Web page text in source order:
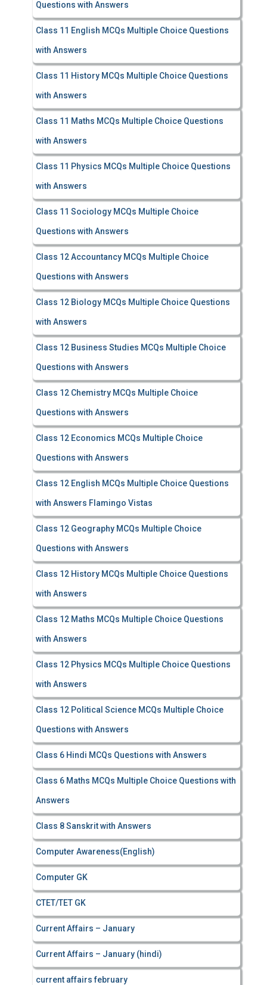
Questions with Answers
Class 11 English MCQs Multiple Choice Questions
with Answers
Class 11 History MCQs Multiple Choice Questions
with Answers
Class 11 Maths MCQs Multiple Choice Questions
with Answers
Class 11 Physics MCQs Multiple Choice Questions
with Answers
Class 11 Sociology MCQs Multiple Choice
Questions with Answers
Class 12 Accountancy MCQs Multiple Choice
Questions with Answers
Class 12 Biology MCQs Multiple Choice Questions
with Answers
Class 12 Business Studies MCQs Multiple Choice
Questions with Answers
Class 12 Chemistry MCQs Multiple Choice
Questions with Answers
Class 12 Economics MCQs Multiple Choice
Questions with Answers
Class 12 English MCQs Multiple Choice Questions
with Answers Flamingo Vistas
Class 12 Geography MCQs Multiple Choice
Questions with Answers
Class 12 History MCQs Multiple Choice Questions
with Answers
Class 12 Maths MCQs Multiple Choice Questions
with Answers
Class 12 Physics MCQs Multiple Choice Questions
with Answers
Class 12 Political Science MCQs Multiple Choice
Questions with Answers
Class 6 Hindi MCQs Questions with Answers
Class 6 Maths MCQs Multiple Choice Questions with
Answers
Class 8 Sanskrit with Answers
Computer Awareness(English)
Computer GK
CTET/TET GK
Current Affairs – January
Current Affairs – January (hindi)
current affairs february